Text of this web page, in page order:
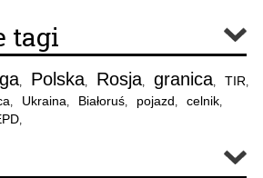
tagi
, Polska, Rosja, granica, TIR,
, Ukraina, Białoruś, pojazd, celnik,
,